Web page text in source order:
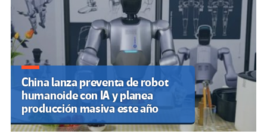
China lanza preventa de robot
humanoide con IA y planea
producción masiva este año